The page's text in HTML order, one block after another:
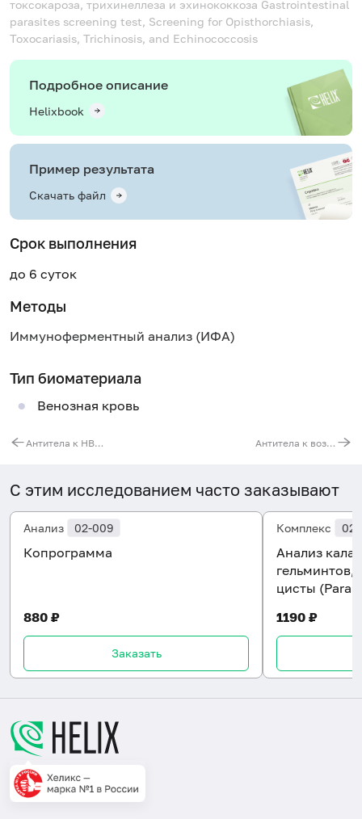
токсокароза, трихинеллеза и эхинококкоза Gastrointestinal
parasites screening test, Screening for Opisthorchiasis,
Toxocariasis, Trichinosis, and Echinococcosis
Подробное описание
Helixbook
Пример результата
Скачать файл
Срок выполнения
до 6 суток
Методы
Иммуноферментный анализ (ИФА)
Тип биоматериала
Венозная кровь
Антитела к HBе-антигену вируса гепатита B (anti-Hbe) Антитела к возбудителям псевдотуберкулеза и иерсиниоза (Yersinia pseudotuberculosis/enterocolitica, IgА), качественно
С этим исследованием часто заказывают
Анализ 02-009
Копрограмма
880 ₽
Заказать
Комплекс 02-
Анализ кала
гельминтов,
цисты
1190 ₽